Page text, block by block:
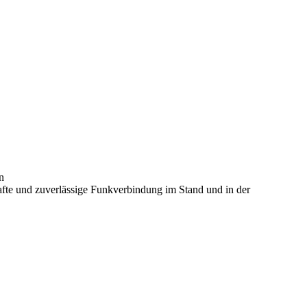
und zuverlässige Funkverbindung im Stand und in der